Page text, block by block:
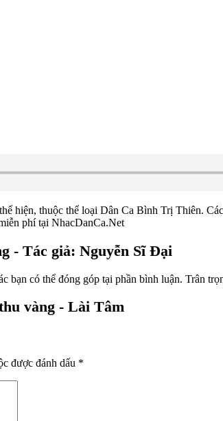
thể hiện, thuộc thể loại Dân Ca Bình Trị Thiên.
phí tại NhacDanCa.Net
- Tác giả: Nguyễn Sĩ Đại
bạn có thể đóng góp tại phần bình luận. Trân
vàng - Lài Tâm
được đánh dấu *